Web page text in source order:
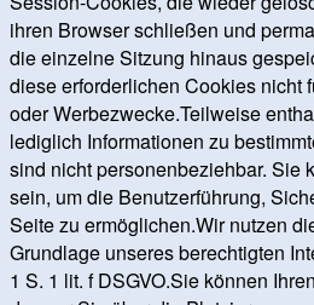
ihren Browser schließen und
die einzelne Sitzung hinaus
diese erforderlichen Cookies nicht
oder Werbezwecke.Teilweise
lediglich Informationen zu
sind nicht personenbeziehbar. Sie
sein, um die Benutzerführung,
Seite zu ermöglichen.Wir nutzen
Grundlage unseres berechtigten
1 S. 1 lit. f DSGVO.Sie können